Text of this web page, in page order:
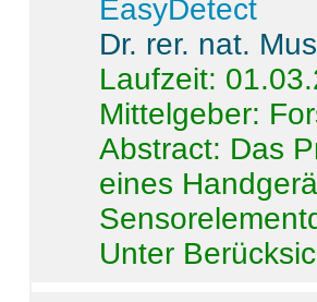
EasyDetect
Dr. rer. nat.
Laufzeit:
Mittelgeber:
Abstract: Das
eines
Unter